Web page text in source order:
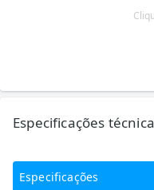
Especificações
Especificações